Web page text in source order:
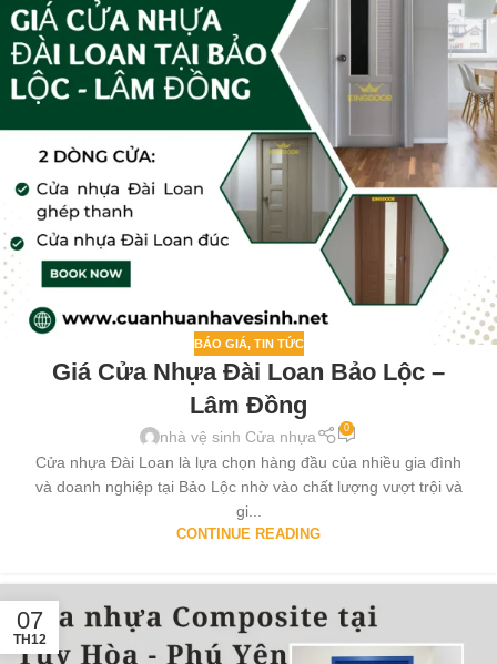
BÁO GIÁ, TIN TỨC
Giá Cửa Nhựa Đài Loan Bảo Lộc –
Lâm Đồng
nhà vệ sinh Cửa nhựa 0
Cửa nhựa Đài Loan là lựa chọn hàng đầu của nhiều gia đình
và doanh nghiệp tại Bảo Lộc nhờ vào chất lượng vượt trội và
gi...
CONTINUE READING
07
TH12